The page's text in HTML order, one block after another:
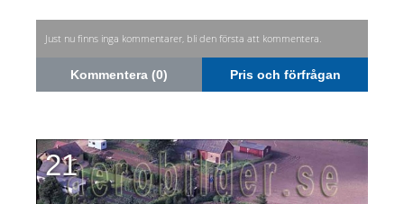
Just nu finns inga kommentarer, bli den första att kommentera.
Kommentera (0) Pris och förfrågan
21